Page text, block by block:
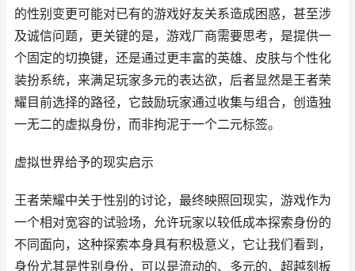
的性别变更可能对已有的游戏好友关系造成困惑，甚至涉
及诚信问题，更关键的是，游戏厂商需要思考，是提供一
个固定的切换键，还是通过更丰富的英雄、皮肤与个性化
装扮系统，来满足玩家多元的表达欲，后者显然是王者荣
耀目前选择的路径，它鼓励玩家通过收集与组合，创造独
一无二的虚拟身份，而非拘泥于一个二元标签。
虚拟世界给予的现实启示
王者荣耀中关于性别的讨论，最终映照回现实，游戏作为
一个相对宽容的试验场，允许玩家以较低成本探索身份的
不同面向，这种探索本身具有积极意义，它让我们看到，
身份尤其是性别身份，可以是流动的、多元的、超越刻板